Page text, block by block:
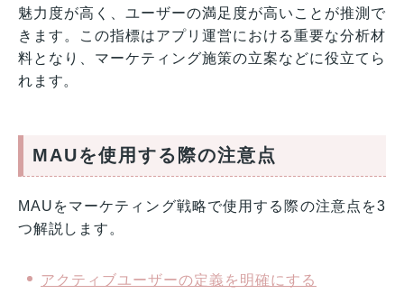
魅力度が高く、ユーザーの満足度が高いことが推測で
きます。この指標はアプリ運営における重要な分析材
料となり、マーケティング施策の立案などに役立てら
れます。
MAUを使用する際の注意点
MAUをマーケティング戦略で使用する際の注意点を3
つ解説します。
アクティブユーザーの定義を明確にする